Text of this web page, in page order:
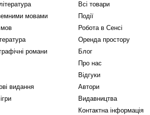
мовами
мов
романи
видання
Всі товари
Події
Робота в Сенсі
Оренда простору
Блог
Про нас
Відгуки
Автори
Видавництва
Контактна інформація